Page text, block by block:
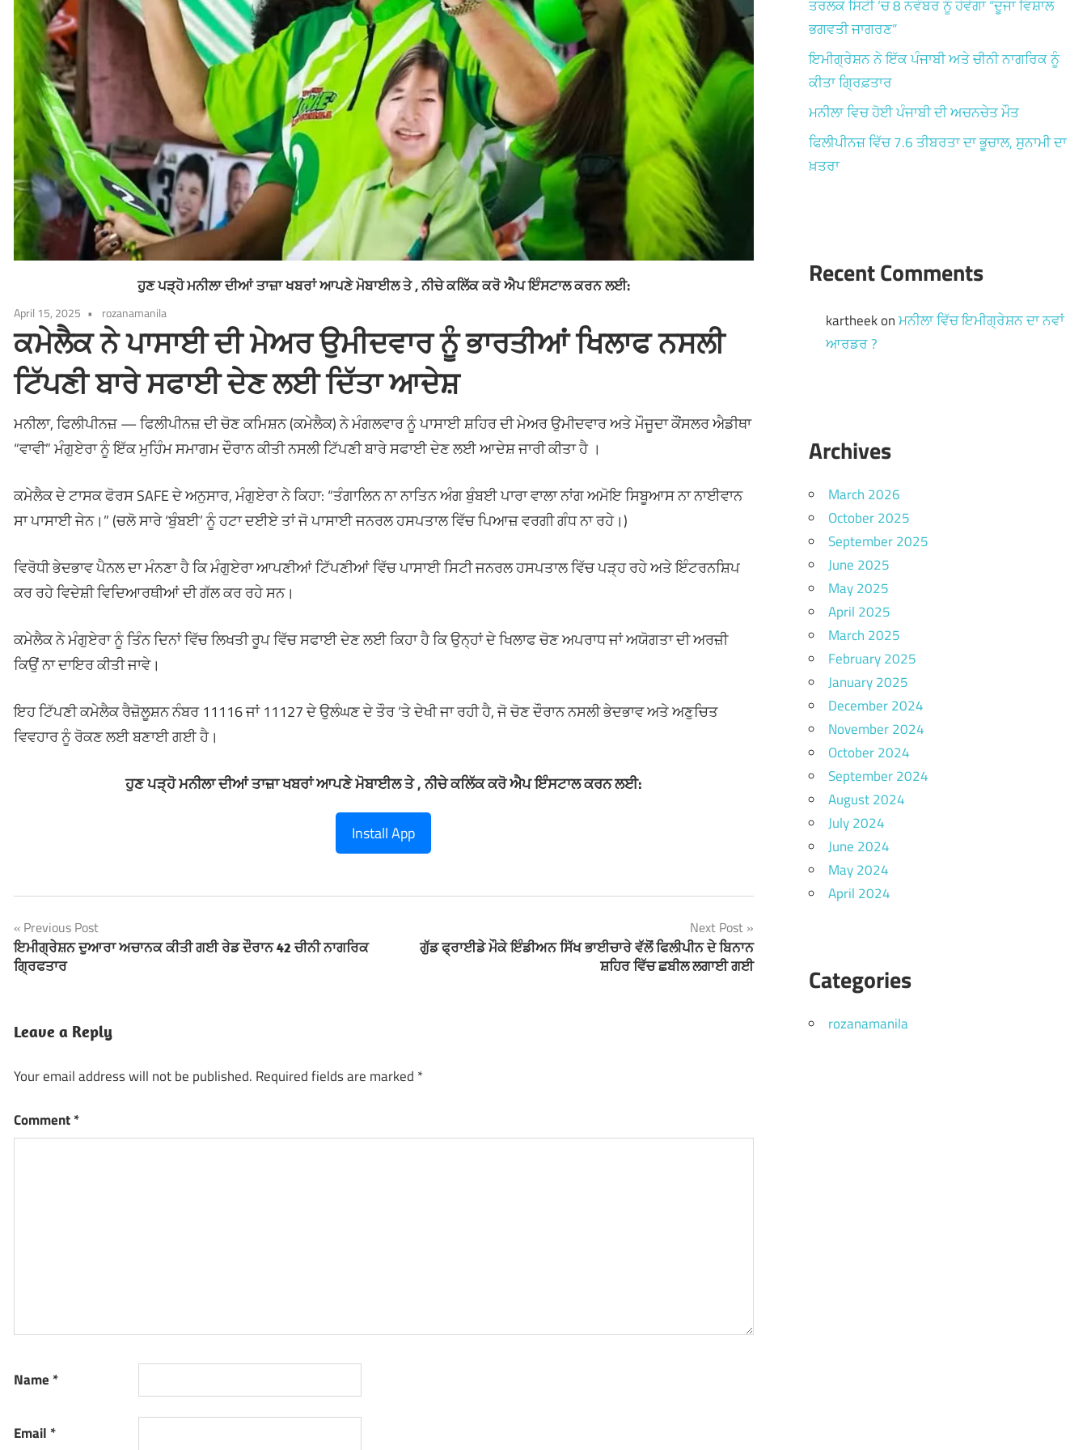
ਹੁਣ ਪੜ੍ਹੋ ਮਨੀਲਾ ਦੀਆਂ ਤਾਜ਼ਾ ਖਬਰਾਂ ਆਪਣੇ ਮੋਬਾਈਲ ਤੇ , ਨੀਚੇ ਕਲਿੱਕ ਕਰੋ ਐਪ ਇੰਸਟਾਲ ਕਰਨ ਲਈ:
April 15, 2025 rozanamanila
ਕਮੇਲੈਕ ਨੇ ਪਾਸਾਈ ਦੀ ਮੇਅਰ ਉਮੀਦਵਾਰ ਨੂੰ ਭਾਰਤੀਆਂ ਖਿਲਾਫ ਨਸਲੀ
ਟਿੱਪਣੀ ਬਾਰੇ ਸਫਾਈ ਦੇਣ ਲਈ ਦਿੱਤਾ ਆਦੇਸ਼
ਮਨੀਲਾ, ਫਿਲੀਪੀਨਜ਼ — ਫਿਲੀਪੀਨਜ਼ ਦੀ ਚੋਣ ਕਮਿਸ਼ਨ (ਕਮੇਲੈਕ) ਨੇ ਮੰਗਲਵਾਰ ਨੂੰ ਪਾਸਾਈ ਸ਼ਹਿਰ ਦੀ ਮੇਅਰ ਉਮੀਦਵਾਰ ਅਤੇ ਮੌਜੂਦਾ ਕੌਂਸਲਰ ਐਡੀਥਾ
“ਵਾਵੀ” ਮੰਗੁਏਰਾ ਨੂੰ ਇੱਕ ਮੁਹਿੰਮ ਸਮਾਗਮ ਦੌਰਾਨ ਕੀਤੀ ਨਸਲੀ ਟਿੱਪਣੀ ਬਾਰੇ ਸਫਾਈ ਦੇਣ ਲਈ ਆਦੇਸ਼ ਜਾਰੀ ਕੀਤਾ ਹੈ ।
ਕਮੇਲੈਕ ਦੇ ਟਾਸਕ ਫੋਰਸ SAFE ਦੇ ਅਨੁਸਾਰ, ਮੰਗੁਏਰਾ ਨੇ ਕਿਹਾ: “ਤੰਗਾਲਿਨ ਨਾ ਨਾਤਿਨ ਅੰਗ ਬੁੰਬਈ ਪਾਰਾ ਵਾਲਾ ਨਾਂਗ ਅਮੋਇ ਸਿਬੂਆਸ ਨਾ ਨਾਈਵਾਨ
ਸਾ ਪਾਸਾਈ ਜੇਨ।” (ਚਲੋ ਸਾਰੇ ‘ਬੁੰਬਈ’ ਨੂੰ ਹਟਾ ਦਈਏ ਤਾਂ ਜੋ ਪਾਸਾਈ ਜਨਰਲ ਹਸਪਤਾਲ ਵਿੱਚ ਪਿਆਜ਼ ਵਰਗੀ ਗੰਧ ਨਾ ਰਹੇ।)
ਵਿਰੋਧੀ ਭੇਦਭਾਵ ਪੈਨਲ ਦਾ ਮੰਨਣਾ ਹੈ ਕਿ ਮੰਗੁਏਰਾ ਆਪਣੀਆਂ ਟਿੱਪਣੀਆਂ ਵਿੱਚ ਪਾਸਾਈ ਸਿਟੀ ਜਨਰਲ ਹਸਪਤਾਲ ਵਿੱਚ ਪੜ੍ਹ ਰਹੇ ਅਤੇ ਇੰਟਰਨਸ਼ਿਪ
ਕਰ ਰਹੇ ਵਿਦੇਸ਼ੀ ਵਿਦਿਆਰਥੀਆਂ ਦੀ ਗੱਲ ਕਰ ਰਹੇ ਸਨ।
ਕਮੇਲੈਕ ਨੇ ਮੰਗੁਏਰਾ ਨੂੰ ਤਿੰਨ ਦਿਨਾਂ ਵਿੱਚ ਲਿਖਤੀ ਰੂਪ ਵਿੱਚ ਸਫਾਈ ਦੇਣ ਲਈ ਕਿਹਾ ਹੈ ਕਿ ਉਨ੍ਹਾਂ ਦੇ ਖਿਲਾਫ ਚੋਣ ਅਪਰਾਧ ਜਾਂ ਅਯੋਗਤਾ ਦੀ ਅਰਜ਼ੀ
ਕਿਉਂ ਨਾ ਦਾਇਰ ਕੀਤੀ ਜਾਵੇ।
ਇਹ ਟਿੱਪਣੀ ਕਮੇਲੈਕ ਰੈਜ਼ੋਲੂਸ਼ਨ ਨੰਬਰ 11116 ਜਾਂ 11127 ਦੇ ਉਲੰਘਣ ਦੇ ਤੌਰ ‘ਤੇ ਦੇਖੀ ਜਾ ਰਹੀ ਹੈ, ਜੋ ਚੋਣ ਦੌਰਾਨ ਨਸਲੀ ਭੇਦਭਾਵ ਅਤੇ ਅਣੁਚਿਤ
ਵਿਵਹਾਰ ਨੂੰ ਰੋਕਣ ਲਈ ਬਣਾਈ ਗਈ ਹੈ।
ਹੁਣ ਪੜ੍ਹੋ ਮਨੀਲਾ ਦੀਆਂ ਤਾਜ਼ਾ ਖਬਰਾਂ ਆਪਣੇ ਮੋਬਾਈਲ ਤੇ , ਨੀਚੇ ਕਲਿੱਕ ਕਰੋ ਐਪ ਇੰਸਟਾਲ ਕਰਨ ਲਈ:
Install App
Post
navigation
Previous Post
ਇਮੀਗ੍ਰੇਸ਼ਨ ਦੁਆਰਾ ਅਚਾਨਕ ਕੀਤੀ ਗਈ ਰੇਡ ਦੌਰਾਨ 42 ਚੀਨੀ ਨਾਗਰਿਕ
ਗ੍ਰਿਫਤਾਰ
Next Post
ਗੁੱਡ ਫ੍ਰਾਈਡੇ ਮੌਕੇ ਇੰਡੀਅਨ ਸਿੱਖ ਭਾਈਚਾਰੇ ਵੱਲੋਂ ਫਿਲੀਪੀਨ ਦੇ ਬਿਨਾਨ
ਸ਼ਹਿਰ ਵਿੱਚ ਛਬੀਲ ਲਗਾਈ ਗਈ
Leave a Reply
Your email address will not be published. Required fields are marked *
Comment*
Name *
Email *
ਤਰਲਕ ਸਿਟੀ ‘ਚ 8 ਨਵੰਬਰ ਨੂੰ ਹੋਵੇਗਾ “ਦੂਜਾ ਵਿਸ਼ਾਲ
ਭਗਵਤੀ ਜਾਗਰਣ”
ਇਮੀਗ੍ਰੇਸ਼ਨ ਨੇ ਇੱਕ ਪੰਜਾਬੀ ਅਤੇ ਚੀਨੀ ਨਾਗਰਿਕ ਨੂੰ
ਕੀਤਾ ਗ੍ਰਿਫ਼ਤਾਰ
ਮਨੀਲਾ ਵਿਚ ਹੋਈ ਪੰਜਾਬੀ ਦੀ ਅਚਨਚੇਤ ਮੌਤ
ਫਿਲੀਪੀਨਜ਼ ਵਿੱਚ 7.6 ਤੀਬਰਤਾ ਦਾ ਭੂਚਾਲ, ਸੁਨਾਮੀ ਦਾ
ਖ਼ਤਰਾ
Recent Comments
kartheekonਮਨੀਲਾ ਵਿੱਚ ਇਮੀਗ੍ਰੇਸ਼ਨ ਦਾ ਨਵਾਂ
ਆਰਡਰ ?
Archives
March 2026
October 2025
September 2025
June 2025
May 2025
April 2025
March 2025
February 2025
January 2025
December 2024
November 2024
October 2024
September 2024
August 2024
July 2024
June 2024
May 2024
April 2024
Categories
rozanamanila